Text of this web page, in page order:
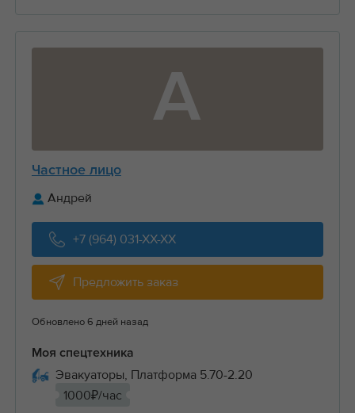
А
Частное лицо
Андрей
+7 (964) 031-XX-XX
Предложить заказ
Обновлено 6 дней назад
Моя спецтехника
Эвакуаторы, Платформа 5.70-2.20
1000₽/час